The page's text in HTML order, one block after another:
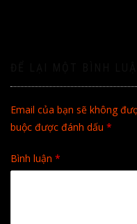
Email của bạn sẽ không
buộc được đánh dấu *
Bình luận *